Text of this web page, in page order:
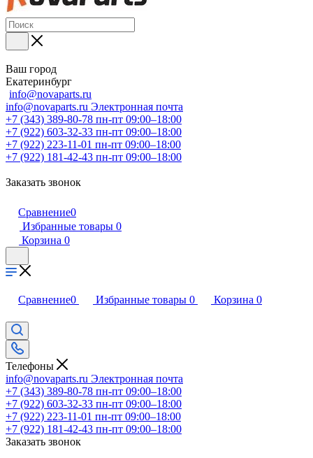
Ваш город
Екатеринбург
info@novaparts.ru
info@novaparts.ru Электронная почта
+7 (343) 389-80-78 пн-пт 09:00–18:00
+7 (922) 603-32-33 пн-пт 09:00–18:00
+7 (922) 223-11-01 пн-пт 09:00–18:00
+7 (922) 181-42-43 пн-пт 09:00–18:00
Заказать звонок
Сравнение0
Избранные товары 0
Корзина 0
Сравнение0 Избранные товары 0 Корзина 0
Телефоны
info@novaparts.ru Электронная почта
+7 (343) 389-80-78 пн-пт 09:00–18:00
+7 (922) 603-32-33 пн-пт 09:00–18:00
+7 (922) 223-11-01 пн-пт 09:00–18:00
+7 (922) 181-42-43 пн-пт 09:00–18:00
Заказать звонок